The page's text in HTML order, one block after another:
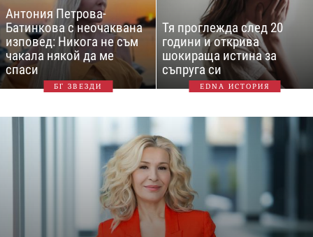
Антония Петрова-
Батинкова с неочаквана
изповед: Никога не съм
чакала някой да ме
спаси
БГ ЗВЕЗДИ
Тя проглежда след 20
години и открива
шокираща истина за
съпруга си
EDNA ИСТОРИЯ